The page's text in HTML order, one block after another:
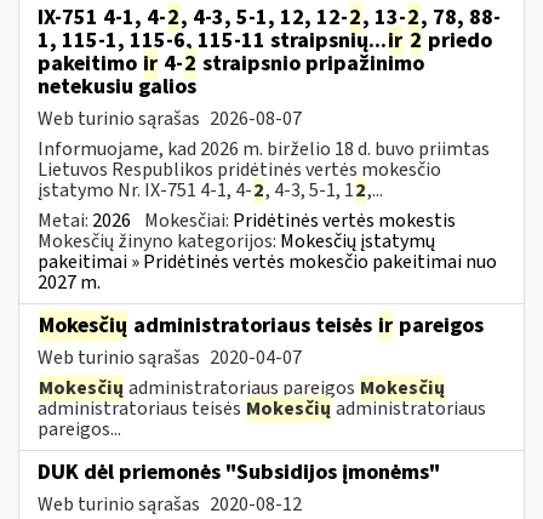
IX-751 4-1, 4-2, 4-3, 5-1, 12, 12-2, 13-2, 78, 88-
1, 115-1, 115-6, 115-11 straipsnių...ir 2 priedo
pakeitimo ir 4-2 straipsnio pripažinimo
netekusiu galios
Web turinio sąrašas 2026-08-07
Informuojame, kad 2026 m. birželio 18 d. buvo priimtas
Lietuvos Respublikos pridėtinės vertės mokesčio
įstatymo Nr. IX-751 4-1, 4-2, 4-3, 5-1, 12,...
Metai: 2026 Mokesčiai: Pridėtinės vertės mokestis
Mokesčių žinyno kategorijos: Mokesčių įstatymų
pakeitimai » Pridėtinės vertės mokesčio pakeitimai nuo
2027 m.
Mokesčių administratoriaus teisės ir pareigos
Web turinio sąrašas 2020-04-07
Mokesčių administratoriaus pareigos Mokesčių
administratoriaus teisės Mokesčių administratoriaus
pareigos...
DUK dėl priemonės "Subsidijos įmonėms"
Web turinio sąrašas 2020-08-12